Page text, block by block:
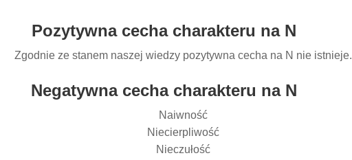
Pozytywna cecha charakteru na N
Zgodnie ze stanem naszej wiedzy pozytywna cecha na N nie istnieje.
Negatywna cecha charakteru na N
Naiwność
Niecierpliwość
Nieczułość